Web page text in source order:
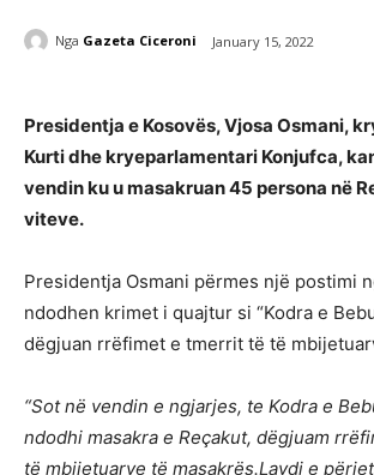
Nga Gazeta Ciceroni January 15, 2022
Presidentja e Kosovës, Vjosa Osmani,
Kurti dhe kryeparlamentari Konjufca,
vendin ku u masakruan 45 persona në
viteve.
Presidentja Osmani përmes një postimi
ndodhen krimet i quajtur si “Kodra e
dëgjuan rrëfimet e tmerrit të të
“Sot në vendin e ngjarjes, te Kodra e
ndodhi masakra e Reçakut, dëgjuam
të mbijetuarve të masakrës.Lavdi e